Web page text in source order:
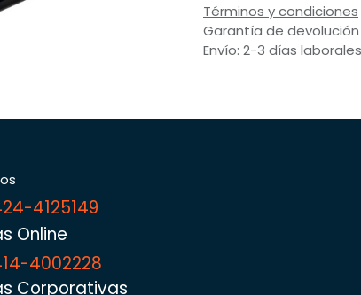
Términos y condiciones
Garantía de
Envío: 2-3 días laborales
4125149
Online
4002228
Corporativas